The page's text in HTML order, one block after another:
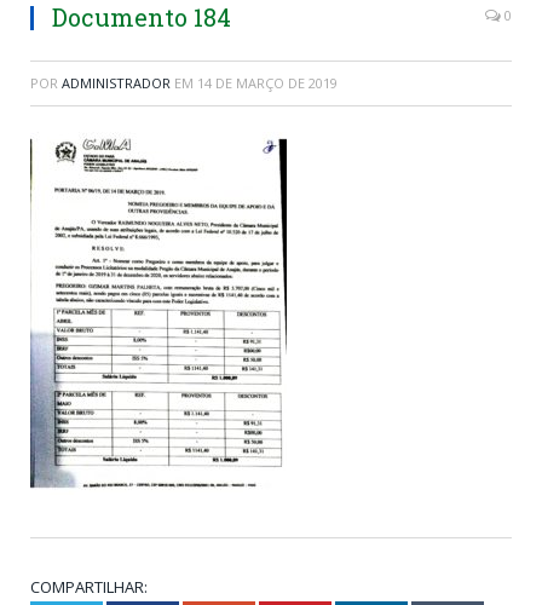
Documento 184 0
POR ADMINISTRADOR EM 14 DE MARÇO DE 2019
COMPARTILHAR: